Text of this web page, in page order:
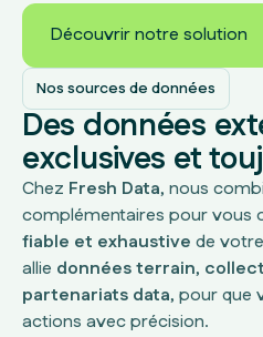
Découvrir notre solution
Découvrir notre solution
Nos sources de données
Des données
exclusives et
Chez Fresh Data, nous
complémentaires pour vous
fiable et exhaustive de
allie données terrain,
partenariats data, pour que
actions avec précision.